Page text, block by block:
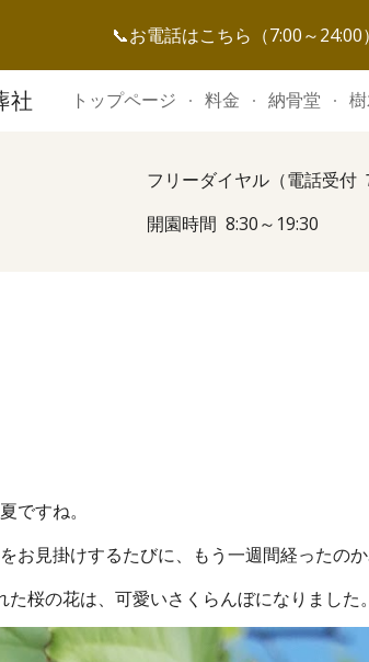
Skip to main content
📞お電話はこちら（7:00～24:00）
社 トップページ 料金 納骨堂
フリーダイヤル（電話受付
開園時間 8:30～19:30
ですね。
お見掛けするたびに、もう一週間経ったの
桜の花は、可愛いさくらんぼになりました。